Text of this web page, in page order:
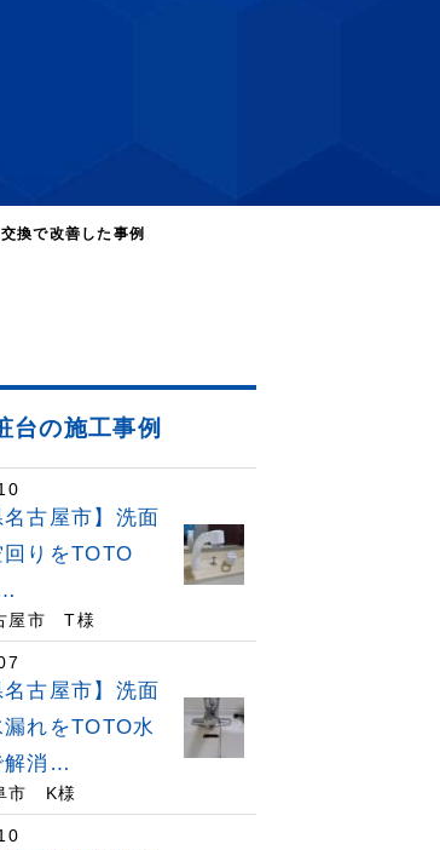
換で改善した事例
台の施工事例
名古屋市】洗面
りをTOTO
屋市 T様
名古屋市】洗面
れをTOTO水
解消…
市 K様